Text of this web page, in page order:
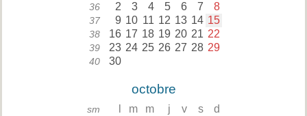
36 2 3 4 5 6 7 8
37 9 10 11 12 13 14 15
38 16 17 18 19 20 21 22
39 23 24 25 26 27 28 29
40 30
octobre
sm m m j v s d